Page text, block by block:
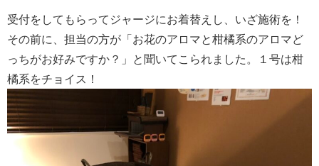
受付をしてもらってジャージにお着替えし、いざ施術を！
その前に、担当の方が「お花のアロマと柑橘系のアロマど
っちがお好みですか？」と聞いてこられました。１号は柑
橘系をチョイス！